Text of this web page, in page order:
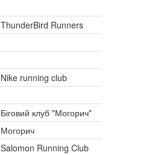
ThunderBird Runners
Nike running club
Біговий клуб "Могорич"
Могорич
Salomon Running Club